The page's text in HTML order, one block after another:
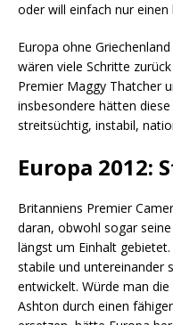
oder will einfach nur
Europa ohne
wären viele Schritte
Premier Maggy Thatcher
insbesondere hätten
streitsüchtig, instabil,
Europa 2012:
Britanniens Premier
daran, obwohl sogar
längst um Einhalt
stabile und untereinander
entwickelt. Würde man
Ashton durch einen